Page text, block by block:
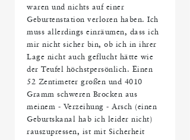
waren und nichts auf einer
Geburtenstation verloren haben. Ich
muss allerdings einräumen, dass ich
mir nicht sicher bin, ob ich in ihrer
Lage nicht auch geflucht hätte wie
der Teufel höchstpersönlich. Einen
52 Zentimeter großen und 4010
Gramm schweren Brocken aus
meinem - Verzeihung - Arsch (einen
Geburtskanal hab ich leider nicht)
rauszupressen, ist mit Sicherheit